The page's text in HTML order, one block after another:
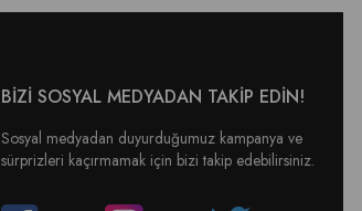
BİZİ SOSYAL MEDYADAN TAKİP EDİN!
Sosyal medyadan duyurduğumuz kampanya ve
sürprizleri kaçırmamak için bizi takip edebilirsiniz.